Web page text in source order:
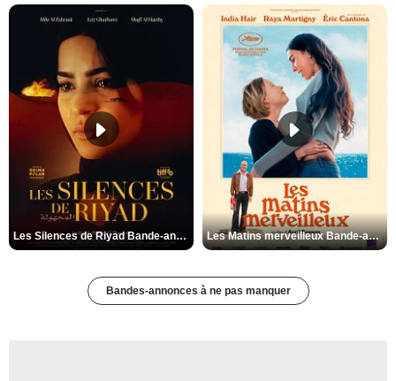
Les Silences de Riyad Bande-annonce VO STFR Les Matins merveilleux Bande-annonce VF
Bandes-annonces à ne pas manquer